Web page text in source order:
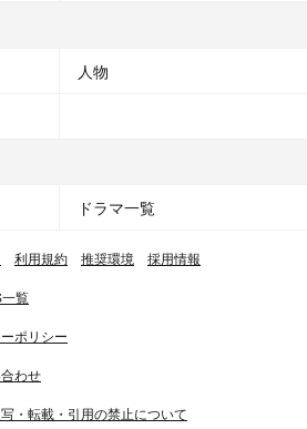
人物
ドラマ一覧
利用規約 推奨環境 採用情報
覧
ポリシー
わせ
・転載・引用の禁止について